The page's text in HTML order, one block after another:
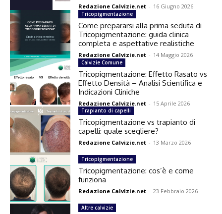
Redazione Calvizie.net - 16 Giugno 2026
Tricopigmentazione
Come prepararsi alla prima seduta di
Tricopigmentazione: guida clinica
completa e aspettative realistiche
Redazione Calvizie.net - 14 Maggio 2026
Calvizie Comune
Tricopigmentazione: Effetto Rasato vs
Effetto Densità – Analisi Scientifica e
Indicazioni Cliniche
Redazione Calvizie.net - 15 Aprile 2026
Trapianto di capelli
Tricopigmentazione vs trapianto di
capelli: quale scegliere?
Redazione Calvizie.net - 13 Marzo 2026
Tricopigmentazione
Tricopigmentazione: cos’è e come
funziona
Redazione Calvizie.net - 23 Febbraio 2026
Altre calvizie